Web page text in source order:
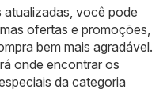
você pode
ofertas e promoções,
bem mais agradável.
onde encontrar os
da categoria